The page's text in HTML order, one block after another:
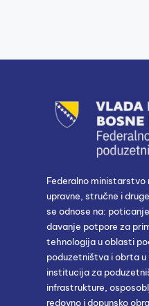
Federalno
upravne, stručne i
se odnose na:
davanje potpore za
tehnologija u oblasti
poduzetništva i obrta u
institucija za
infrastrukture,
redovno i dopunsko